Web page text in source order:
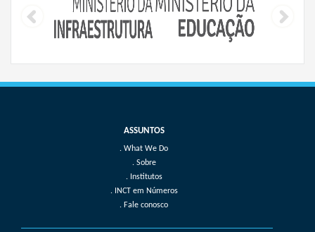
What We Do
Sobre
Institutos
INCT em Números
Fale conosco